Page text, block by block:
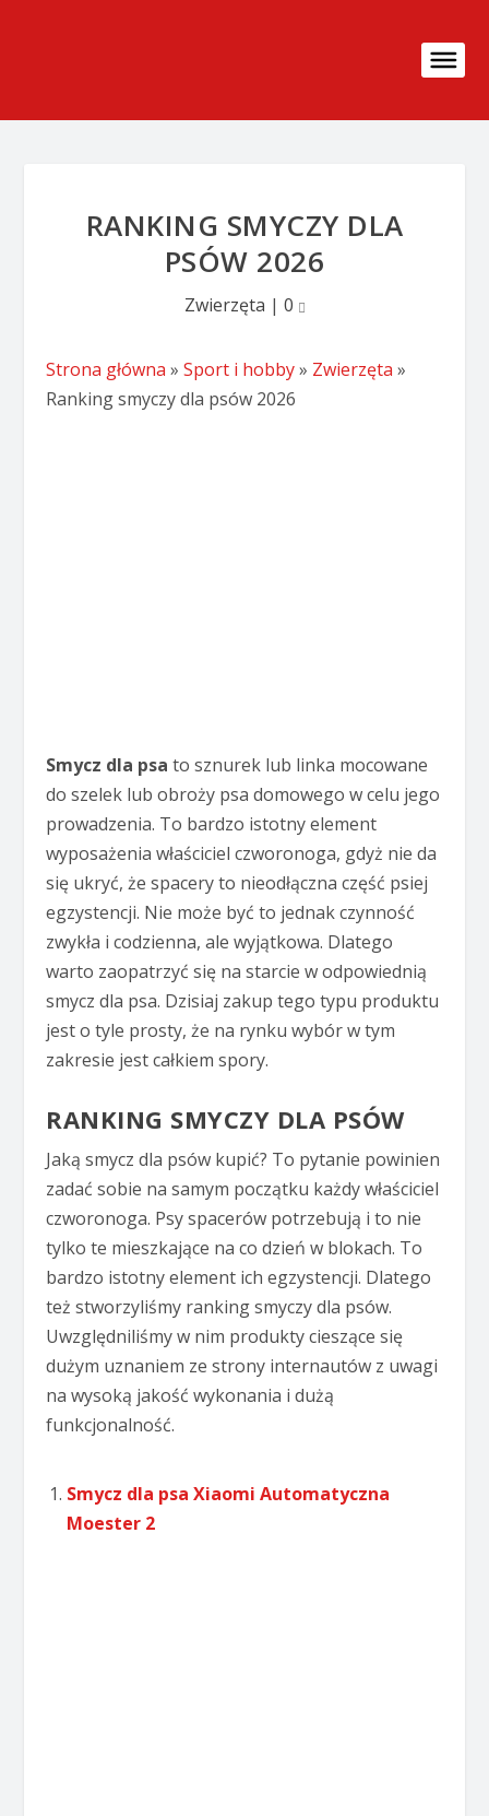
RANKING SMYCZY DLA
PSÓW 2026
Zwierzęta | 0
Strona główna »Sport i hobby» Zwierzęta »
Ranking smyczy dla psów 2026
Smycz dla psa to sznurek lub linka mocowane
do szelek lub obroży psa domowego w celu jego
prowadzenia. To bardzo istotny element
wyposażenia właściciel czworonoga, gdyż nie da
się ukryć, że spacery to nieodłączna część psiej
egzystencji. Nie może być to jednak czynność
zwykła i codzienna, ale wyjątkowa. Dlatego
warto zaopatrzyć się na starcie w odpowiednią
smycz dla psa. Dzisiaj zakup tego typu produktu
jest o tyle prosty, że na rynku wybór w tym
zakresie jest całkiem spory.
RANKING SMYCZY DLA PSÓW
Jaką smycz dla psów kupić? To pytanie powinien
zadać sobie na samym początku każdy właściciel
czworonoga. Psy spacerów potrzebują i to nie
tylko te mieszkające na co dzień w blokach. To
bardzo istotny element ich egzystencji. Dlatego
też stworzyliśmy ranking smyczy dla psów.
Uwzględniliśmy w nim produkty cieszące się
dużym uznaniem ze strony internautów z uwagi
na wysoką jakość wykonania i dużą
funkcjonalność.
Smycz dla psa Xiaomi Automatyczna
Moester 2